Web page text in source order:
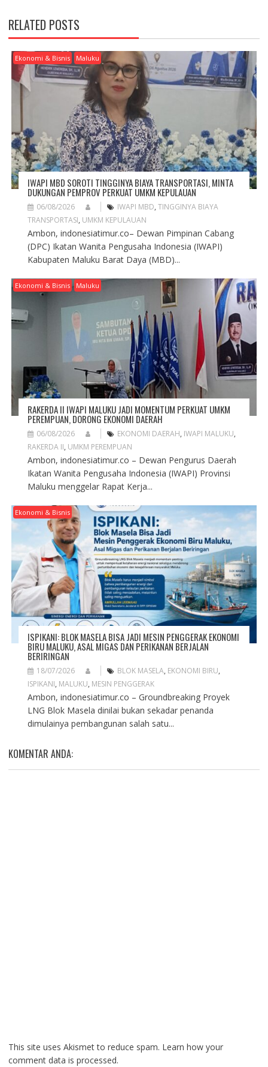
A
V
I
G
A
T
RELATED POSTS
Ekonomi & Bisnis Maluku
IWAPI MBD SOROTI TINGGINYA BIAYA TRANSPORTASI, MINTA
DUKUNGAN PEMPROV PERKUAT UMKM KEPULAUAN
06/08/2026 IWAPI MBD, TINGGINYA BIAYA
TRANSPORTASI, UMKM KEPULAUAN
Ambon, indonesiatimur.co– Dewan Pimpinan Cabang
(DPC) Ikatan Wanita Pengusaha Indonesia (IWAPI)
Kabupaten Maluku Barat Daya (MBD)...
Ekonomi & Bisnis Maluku
RAKERDA II IWAPI MALUKU JADI MOMENTUM PERKUAT UMKM
PEREMPUAN, DORONG EKONOMI DAERAH
06/08/2026 EKONOMI DAERAH, IWAPI MALUKU,
RAKERDA II, UMKM PEREMPUAN
Ambon, indonesiatimur.co – Dewan Pengurus Daerah
Ikatan Wanita Pengusaha Indonesia (IWAPI) Provinsi
Maluku menggelar Rapat Kerja...
Ekonomi & Bisnis
ISPIKANI: BLOK MASELA BISA JADI MESIN PENGGERAK EKONOMI
BIRU MALUKU, ASAL MIGAS DAN PERIKANAN BERJALAN
BERIRINGAN
18/07/2026 BLOK MASELA, EKONOMI BIRU,
ISPIKANI, MALUKU, MESIN PENGGERAK
Ambon, indonesiatimur.co – Groundbreaking Proyek
LNG Blok Masela dinilai bukan sekadar penanda
dimulainya pembangunan salah satu...
KOMENTAR ANDA:
This site uses Akismet to reduce spam. Learn how your
comment data is processed.